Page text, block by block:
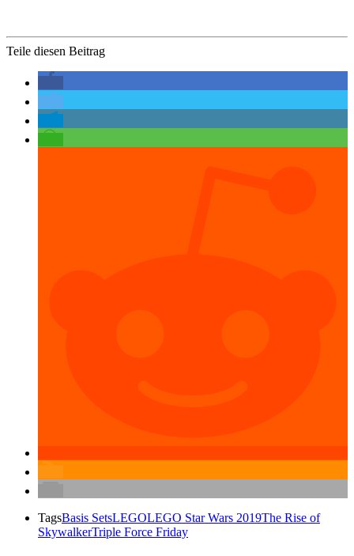
Teile diesen Beitrag
TagsBasis SetsLEGOLEGO Star Wars 2019The Rise of
SkywalkerTriple Force Friday